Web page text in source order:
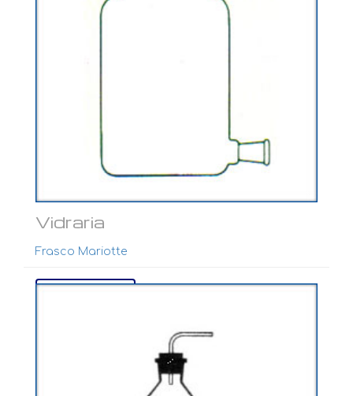
Vidraria
Frasco Mariotte
Ver mais...